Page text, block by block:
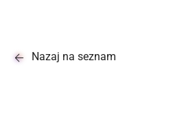
Nazaj na seznam